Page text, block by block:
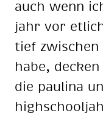
auch wenn
jahr vor
tief zwi­schen
habe,
die pau­li­na